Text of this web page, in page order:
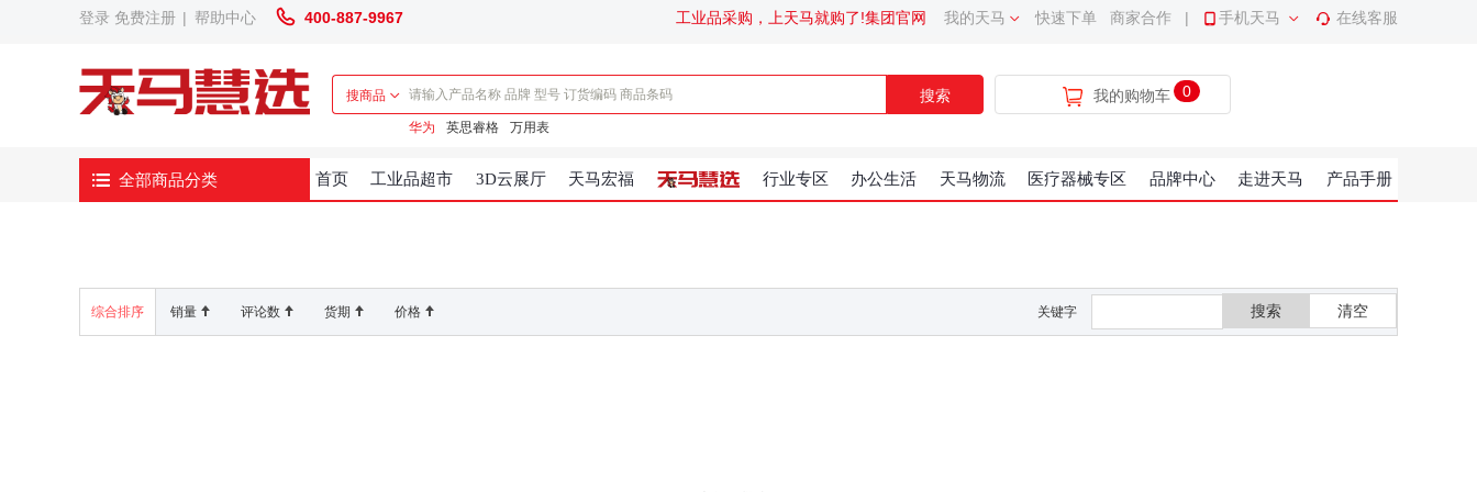
登录 免费注册 | 帮助中心 400-887-9967 工业品采购，上天马就购了!集团官网 我的天马 快速下单 商家合作 | 手机天马 在线客服
搜商品 搜索 我的购物车 0
华为 英思睿格 万用表
全部商品分类 首页 工业品超市 3D云展厅 天马宏福 行业专区 办公生活 天马物流 医疗器械专区 品牌中心 走进天马 产品手册
综合排序 销量 评论数 货期 价格 关键字 搜索 清空